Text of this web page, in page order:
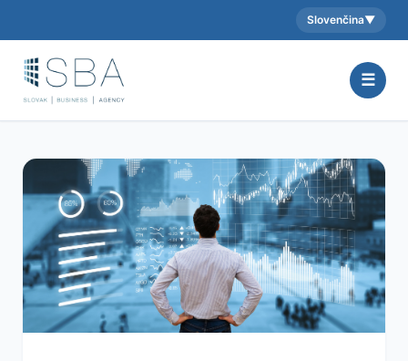
Aktuálny jazyk:
Slovenčina▼
☰